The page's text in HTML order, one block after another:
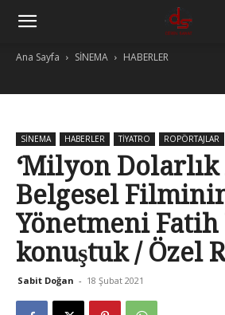
Ana Sayfa SİNEMA HABERLER
SİNEMA HABERLER TİYATRO ROPÖRTAJLAR
‘Milyon Dolarlık
Belgesel
Yönetmeni
konuştuk / Özel
Sabit Doğan - 18 Şubat 2021